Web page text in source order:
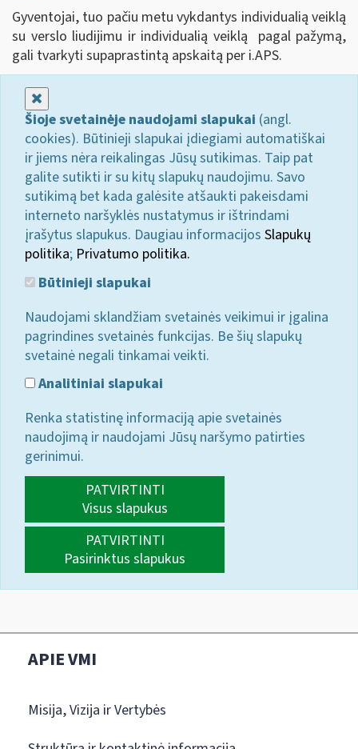
Gyventojai, tuo pačiu metu vykdantys individualią veiklą
su verslo liudijimu ir individualią veiklą pagal pažymą,
gali tvarkyti supaprastintą apskaitą per i.APS.
Šioje svetainėje naudojami slapukai (angl.
cookies). Būtinieji slapukai įdiegiami automatiškai
ir jiems nėra reikalingas Jūsų sutikimas. Taip pat
galite sutikti ir su kitų slapukų naudojimu. Savo
sutikimą bet kada galėsite atšaukti pakeisdami
interneto naršyklės nustatymus ir ištrindami
įrašytus slapukus. Daugiau informacijos Slapukų
politika; Privatumo politika.
Būtinieji slapukai
Naudojami sklandžiam svetainės veikimui ir įgalina
pagrindines svetainės funkcijas. Be šių slapukų
svetainė negali tinkamai veikti.
Analitiniai slapukai
Renka statistinę informaciją apie svetainės
naudojimą ir naudojami Jūsų naršymo patirties
gerinimui.
PATVIRTINTI
Visus slapukus
PATVIRTINTI
Pasirinktus slapukus
APIE VMI
Misija, Vizija ir Vertybės